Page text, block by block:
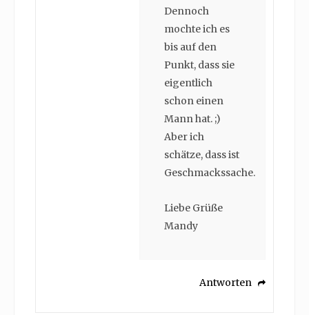
Dennoch
mochte ich es
bis auf den
Punkt, dass sie
eigentlich
schon einen
Mann hat. ;)
Aber ich
schätze, dass ist
Geschmackssache.
Liebe Grüße
Mandy
Antworten